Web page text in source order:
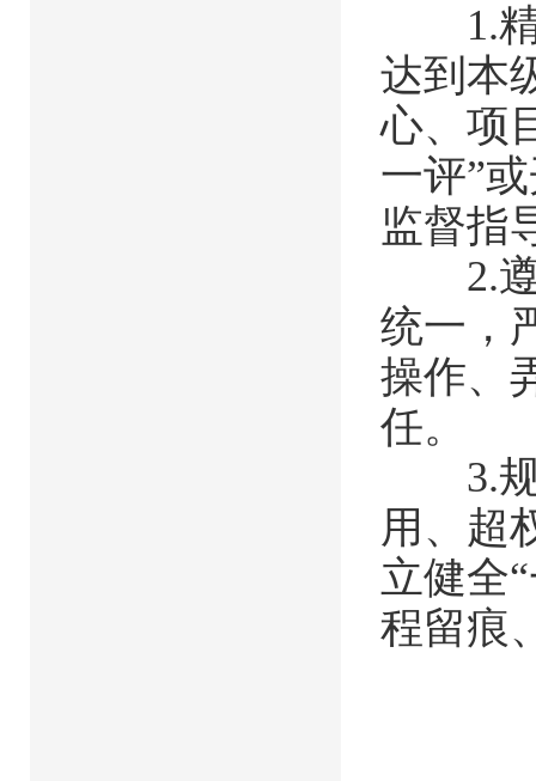
1.精
达到本
心、项
一评”
监督指
2.遵
统一，
操作、
任。
3.规
用、超
立健全
程留痕